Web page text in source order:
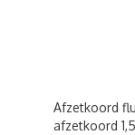
Afzetkoord
afzetkoord